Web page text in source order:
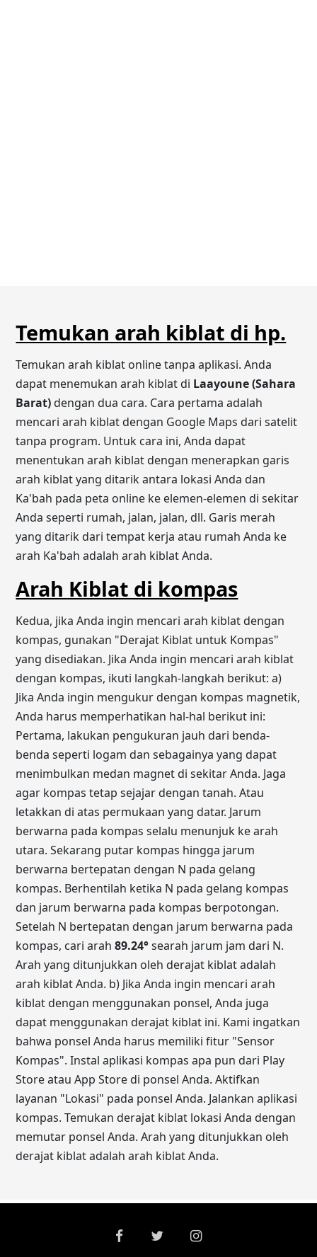
Temukan arah kiblat di hp.
Temukan arah kiblat online tanpa aplikasi. Anda
dapat menemukan arah kiblat di Laayoune (Sahara
Barat)dengan dua cara. Cara pertama adalah
mencari arah kiblat dengan Google Maps dari satelit
tanpa program. Untuk cara ini, Anda dapat
menentukan arah kiblat dengan menerapkan garis
arah kiblat yang ditarik antara lokasi Anda dan
Ka'bah pada peta online ke elemen-elemen di sekitar
Anda seperti rumah, jalan, jalan, dll. Garis merah
yang ditarik dari tempat kerja atau rumah Anda ke
arah Ka'bah adalah arah kiblat Anda.
Arah Kiblat di kompas
Kedua, jika Anda ingin mencari arah kiblat dengan
kompas, gunakan "Derajat Kiblat untuk Kompas"
yang disediakan. Jika Anda ingin mencari arah kiblat
dengan kompas, ikuti langkah-langkah berikut: a)
Jika Anda ingin mengukur dengan kompas magnetik,
Anda harus memperhatikan hal-hal berikut ini:
Pertama, lakukan pengukuran jauh dari benda-
benda seperti logam dan sebagainya yang dapat
menimbulkan medan magnet di sekitar Anda. Jaga
agar kompas tetap sejajar dengan tanah. Atau
letakkan di atas permukaan yang datar. Jarum
berwarna pada kompas selalu menunjuk ke arah
utara. Sekarang putar kompas hingga jarum
berwarna bertepatan dengan N pada gelang
kompas. Berhentilah ketika N pada gelang kompas
dan jarum berwarna pada kompas berpotongan.
Setelah N bertepatan dengan jarum berwarna pada
kompas, cari arah89.24°searah jarum jam dari N.
Arah yang ditunjukkan oleh derajat kiblat adalah
arah kiblat Anda. b) Jika Anda ingin mencari arah
kiblat dengan menggunakan ponsel, Anda juga
dapat menggunakan derajat kiblat ini. Kami ingatkan
bahwa ponsel Anda harus memiliki fitur "Sensor
Kompas". Instal aplikasi kompas apa pun dari Play
Store atau App Store di ponsel Anda. Aktifkan
layanan "Lokasi" pada ponsel Anda. Jalankan aplikasi
kompas. Temukan derajat kiblat lokasi Anda dengan
memutar ponsel Anda. Arah yang ditunjukkan oleh
derajat kiblat adalah arah kiblat Anda.